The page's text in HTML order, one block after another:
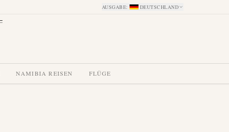
AUSGABE: DEUTSCHLAND
NAMIBIA REISEN FLÜGE